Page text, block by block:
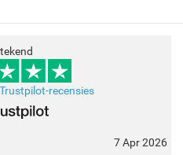
recensies
7 Apr 2026